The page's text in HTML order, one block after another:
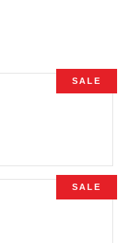
SALE
SALE